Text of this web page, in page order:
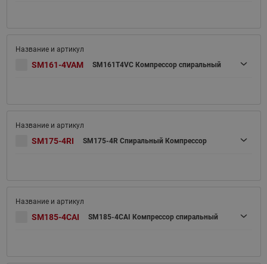
SM161-4VAM SM161T4VC Компрессор спиральный
SM175-4RI SM175-4R Спиральный Компрессор
SM185-4CAI SM185-4CAI Компрессор спиральный